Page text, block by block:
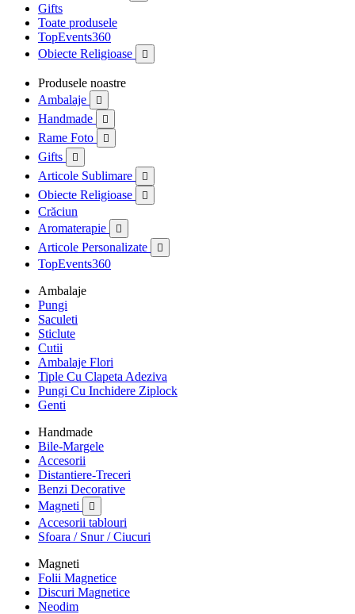
Gifts
Toate produsele
TopEvents360
Obiecte Religioase

Produsele noastre
Ambalaje

Handmade 
Rame Foto 
Gifts 
Articole Sublimare 
Obiecte Religioase 
Crăciun
Aromaterapie

Articole Personalizate 
TopEvents360
Ambalaje
Pungi
Saculeti
Sticlute
Cutii
Ambalaje Flori
Tiple Cu Clapeta Adeziva
Pungi Cu Inchidere Ziplock
Genti
Handmade
Bile-Margele
Accesorii
Distantiere-Treceri
Benzi Decorative
Magneti

Accesorii tablouri
Sfoara / Snur / Ciucuri
Magneti
Folii Magnetice
Discuri Magnetice
Neodim